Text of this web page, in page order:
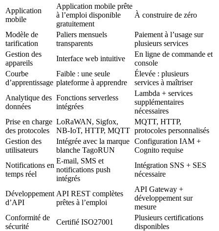
Application
mobile
Application mobile prête
à l’emploi disponible
gratuitement
À construire de zéro
Modèle de
tarification
Paliers mensuels
transparents
Paiement à l’usage sur
plusieurs services
Gestion des
appareils
Interface web intuitive
En ligne de commande et
console
Courbe
d’apprentissage
Faible : une seule
plateforme à apprendre
Élevée : plusieurs
services à maîtriser
Analytique des
données
Fonctions serverless
intégrées
Lambda + services
supplémentaires
nécessaires
Prise en charge
des protocoles
LoRaWAN, Sigfox,
NB-IoT, HTTP, MQTT
MQTT, HTTP,
protocoles personnalisés
Gestion des
utilisateurs
Intégrée avec la marque
blanche TagoRUN
Configuration IAM +
Cognito requise
Notifications en
temps réel
E-mail, SMS et
notifications push
intégrés
Intégration SNS + SES
nécessaire
Développement
d’API
API REST complètes
prêtes à l’emploi
API Gateway +
développement sur
mesure
Conformité de
sécurité
Certifié ISO27001
Plusieurs certifications
disponibles